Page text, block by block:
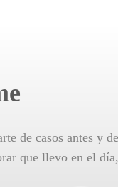
de casos antes y
que llevo en el